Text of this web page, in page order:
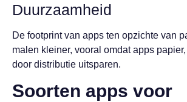
Duurzaamheid
De footprint van apps ten opzichte van
malen kleiner, vooral omdat apps
door distributie uitsparen.
Soorten apps voor